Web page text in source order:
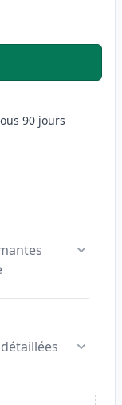
Canon CLI-551XL
90 jours